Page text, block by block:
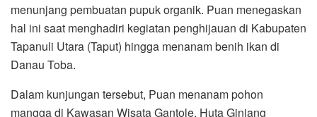
menunjang pembuatan pupuk organik. Puan menegaskan
hal ini saat menghadiri kegiatan penghijauan di Kabupaten
Tapanuli Utara (Taput) hingga menanam benih ikan di
Danau Toba.
Dalam kunjungan tersebut, Puan menanam pohon
mangga di Kawasan Wisata Gantole, Huta Ginjang